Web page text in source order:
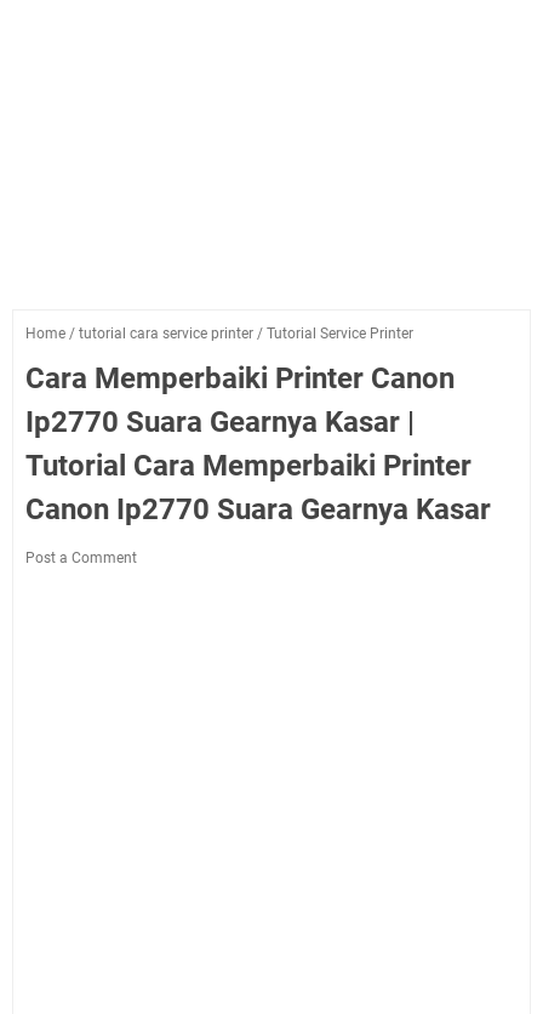
Home / tutorial cara service printer / Tutorial Service Printer
Cara Memperbaiki Printer Canon
Ip2770 Suara Gearnya Kasar |
Tutorial Cara Memperbaiki Printer
Canon Ip2770 Suara Gearnya Kasar
Post a Comment